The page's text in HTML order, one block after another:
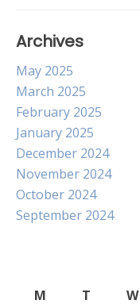
Archives
May 2025
March 2025
February 2025
January 2025
December 2024
November 2024
October 2024
September 2024
M
T W